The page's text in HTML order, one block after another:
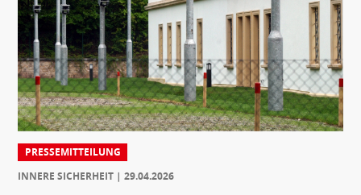
PRESSEMITTEILUNG
INNERE SICHERHEIT
29.04.2026